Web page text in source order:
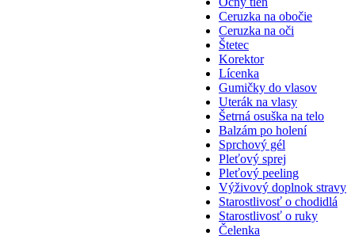
Ceruzka na obočie
Ceruzka na oči
Štetec
Korektor
Lícenka
Gumičky do vlasov
Uterák na vlasy
Šetrná osuška na telo
Balzám po holení
Sprchový gél
Pleťový sprej
Pleťový peeling
Výživový doplnok stravy
Starostlivosť o chodidlá
Starostlivosť o ruky
Čelenka